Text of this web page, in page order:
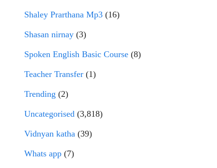
Shaley Prarthana Mp3 (16)
Shasan nirnay (3)
Spoken English Basic Course (8)
Teacher Transfer (1)
Trending (2)
Uncategorised (3,818)
Vidnyan katha (39)
Whats app (7)